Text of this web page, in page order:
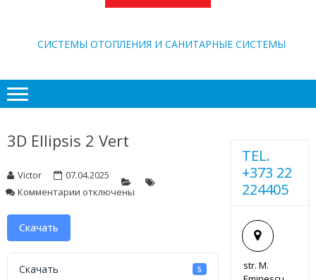
CИСТЕМЫ ОТОПЛЕНИЯ И САНИТАРНЫЕ СИСТЕМЫ
3D Ellipsis 2 Vert
Victor
07.04.2025
Комментарии котключены
Скачать
Скачать 5
TEL.
+373 22
224405
str. M.